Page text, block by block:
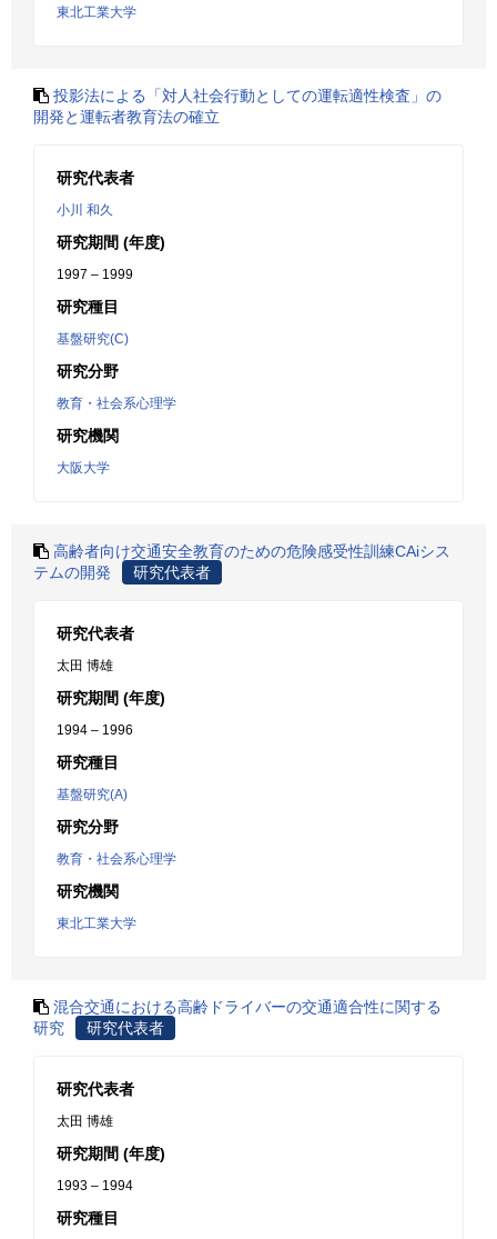
東北工業大学
投影法による「対人社会行動としての運転適性検査」の
開発と運転者教育法の確立
研究代表者
小川 和久
研究期間 (年度)
1997 – 1999
研究種目
基盤研究(C)
研究分野
教育・社会系心理学
研究機関
大阪大学
高齢者向け交通安全教育のための危険感受性訓練CAiシス
テムの開発
研究代表者
研究代表者
太田 博雄
研究期間 (年度)
1994 – 1996
研究種目
基盤研究(A)
研究分野
教育・社会系心理学
研究機関
東北工業大学
混合交通における高齢ドライバーの交通適合性に関する
研究
研究代表者
研究代表者
太田 博雄
研究期間 (年度)
1993 – 1994
研究種目